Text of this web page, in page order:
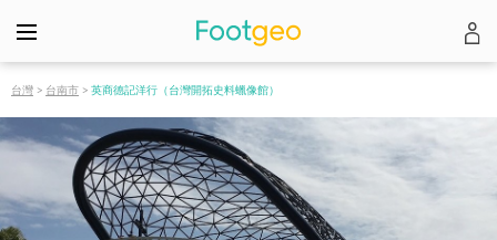
台灣 > 台南市 > 英商德記洋行（台灣開拓史料蠟像館）